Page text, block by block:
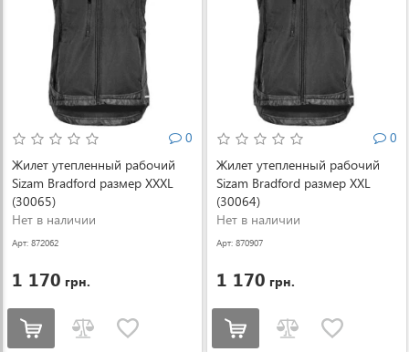
0
Жилет утепленный рабочий
Sizam Bradford размер XXXL
(30065)
Нет в наличии
Арт: 872062
1 170 грн.
0
Жилет утепленный рабочий
Sizam Bradford размер XXL
(30064)
Нет в наличии
Арт: 870907
1 170 грн.